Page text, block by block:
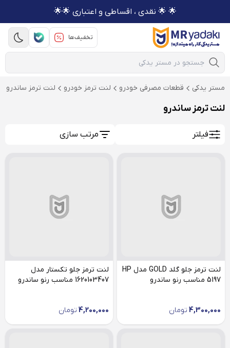
🌟 🌟 نقدی ، اقساطی و اعتباری 🌟🌟
تخفیف‌ها
Mobile Search
مستر یدکی قطعات مصرفی خودرو لنت ترمز خودرو لنت ترمز ساندرو
لنت ترمز ساندرو
فیلتر مرتب سازی
لنت ترمز جلو گلد GOLD مدل HP
5197 مناسب رنو ساندرو
4,300,000 تومان
لنت ترمز جلو تکستار مدل
1620103407 مناسب رنو ساندرو
4,200,000 تومان